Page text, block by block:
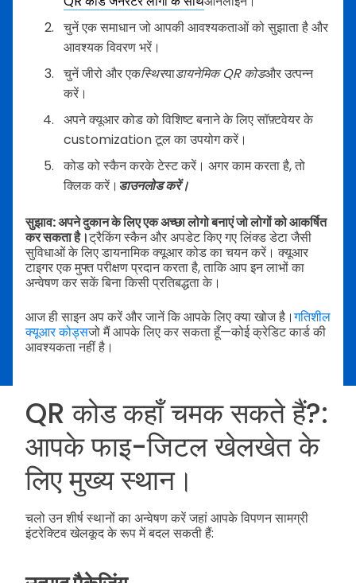
चुनें एक समाधान जो आपकी आवश्यकताओं को सुझाता है और
आवश्यक विवरण भरें।
चुनें जीरो और एकस्थिरयाडायनेमिक QR कोडऔर उत्पन्न
करें।
अपने क्यूआर कोड को विशिष्ट बनाने के लिए सॉफ़्टवेयर के
customization टूल का उपयोग करें।
कोड को स्कैन करके टेस्ट करें। अगर काम करता है, तो
क्लिक करें। डाउनलोड करें।
सुझाव: अपने दुकान के लिए एक अच्छा लोगो बनाएं जो लोगों को आकर्षित
कर सकता है।ट्रैकिंग स्कैन और अपडेट किए गए लिंक्ड डेटा जैसी
सुविधाओं के लिए डायनामिक क्यूआर कोड का चयन करें। क्यूआर
टाइगर एक मुफ्त परीक्षण प्रदान करता है, ताकि आप इन लाभों का
अन्वेषण कर सकें बिना किसी प्रतिबद्धता के।
आज ही साइन अप करें और जानें कि आपके लिए क्या खोज है।गतिशील
क्यूआर कोड्सजो मैं आपके लिए कर सकता हूँ—कोई क्रेडिट कार्ड की
आवश्यकता नहीं है।
QR कोड कहाँ चमक सकते हैं?:
आपके फाइ-जिटल खेलखेत के
लिए मुख्य स्थान।
चलो उन शीर्ष स्थानों का अन्वेषण करें जहां आपके विपणन सामग्री
इंटरेक्टिव खेलकूद के रूप में बदल सकती हैं: